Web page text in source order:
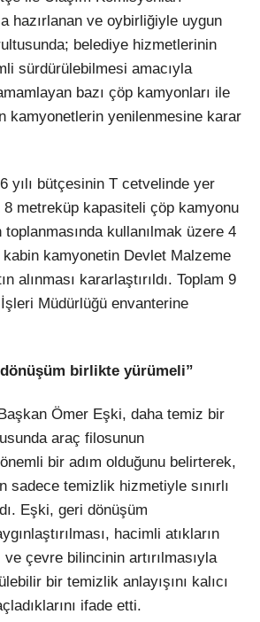
hazırlanan ve oybirliğiyle uygun
belediye hizmetlerinin
sürdürülebilmesi amacıyla
bazı çöp kamyonları ile
kamyonetlerin yenilenmesine karar
yılı bütçesinin T cetvelinde yer
8 metreküp kapasiteli çöp kamyonu
toplanmasında kullanılmak üzere 4
kamyonetin Devlet Malzeme
alınması kararlaştırıldı. Toplam 9
Müdürlüğü envanterine
birlikte yürümeli”
Ömer Eşki, daha temiz bir
araç filosunun
bir adım olduğunu belirterek,
sadece temizlik hizmetiyle sınırlı
Eşki, geri dönüşüm
hacimli atıkların
çevre bilincinin artırılmasıyla
bir temizlik anlayışını kalıcı
ifade etti.